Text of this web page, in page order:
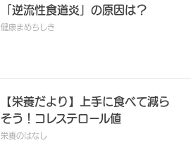
「逆流性食道炎」の原因は？
健康まめちしき
【栄養だより】上手に食べて減ら
そう！コレステロール値
栄養のはなし